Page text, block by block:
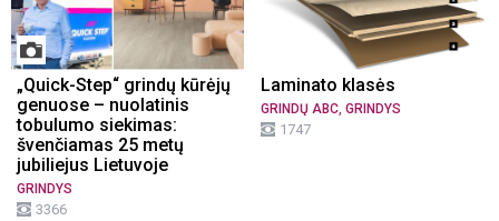
„Quick-Step“ grindų kūrėjų
genuose – nuolatinis
tobulumo siekimas:
švenčiamas 25 metų
jubiliejus Lietuvoje
GRINDYS
3366
Laminato klasės
GRINDŲ ABC GRINDYS
1747